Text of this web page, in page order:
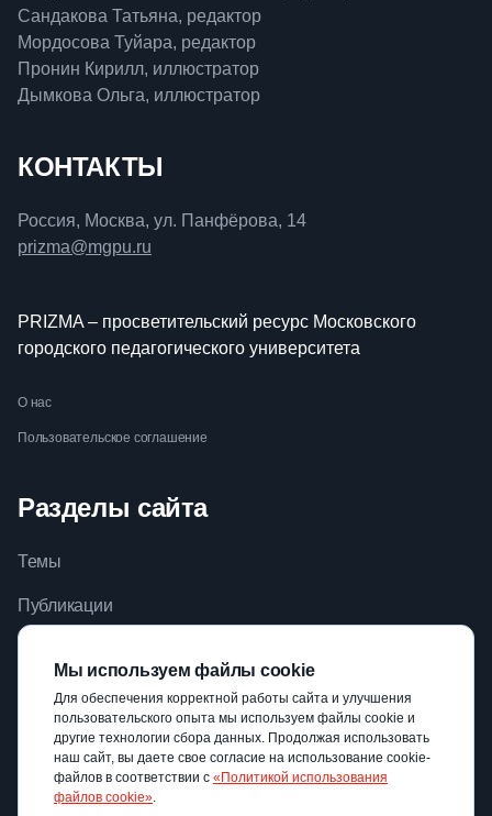
Сандакова Татьяна, редактор
Мордосова Туйара, редактор
Пронин Кирилл, иллюстратор
Дымкова Ольга, иллюстратор
КОНТАКТЫ
Россия, Москва, ул. Панфёрова, 14
prizma@mgpu.ru
PRIZMA – просветительский ресурс Московского
городского педагогического университета
О нас
Пользовательское соглашение
Разделы сайта
Темы
Публикации
Библиотека
Авторы
Мы используем файлы cookie
Для обеспечения корректной работы сайта и улучшения
пользовательского опыта мы используем файлы cookie и
другие технологии сбора данных. Продолжая использовать
наш сайт, вы даете свое согласие на использование cookie-
файлов в соответствии с «Политикой использования
файлов cookie».